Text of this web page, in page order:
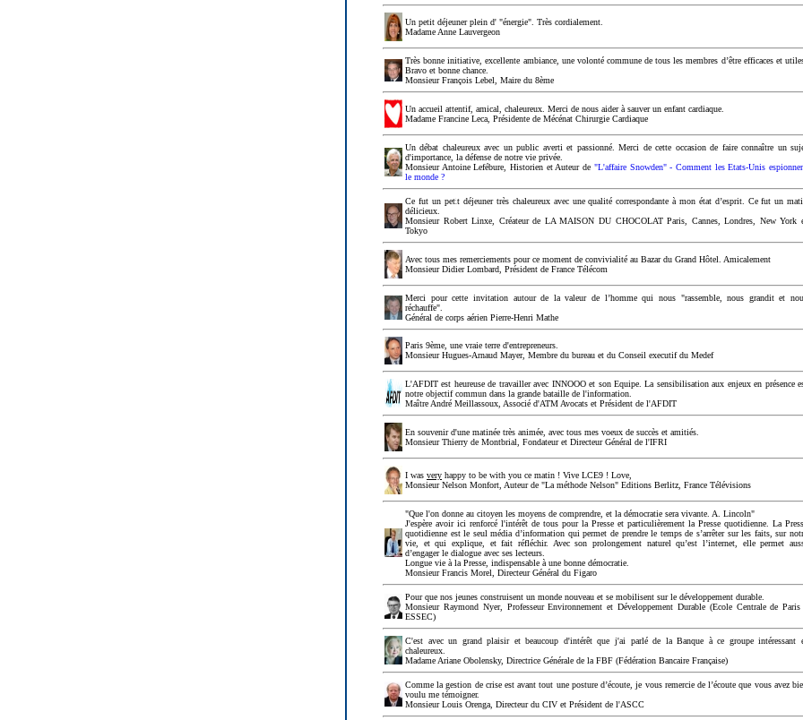
Un petit déjeuner plein d' "énergie". Très cordialement.
Madame Anne Lauvergeon
Très bonne initiative, excellente ambiance, une volonté commune de tous les membres d’être efficaces et
Bravo et bonne chance.
Monsieur François Lebel, Maire du 8ème
Un accueil attentif, amical, chaleureux. Merci de nous aider à sauver un enfant cardiaque.
Madame Francine Leca, Présidente de Mécénat Chirurgie Cardiaque
Un débat chaleureux avec un public averti et passionné. Merci de cette occasion de faire connaître un
d'importance, la défense de notre vie privée.
Monsieur Antoine Lefébure, Historien et Auteur de "L'affaire Snowden" - Comment les Etats-Unis
le monde ?
Ce fut un petit déjeuner très chaleureux avec une qualité correspondante à mon état d’esprit. Ce fut un
délicieux.
Monsieur Robert Linxe, Créateur de LA MAISON DU CHOCOLAT Paris, Cannes, Londres, New York
Tokyo
Avec tous mes remerciements pour ce moment de convivialité au Bazar du Grand Hôtel. Amicalement
Monsieur Didier Lombard, Président de France Télécom
Merci pour cette invitation autour de la valeur de l’homme qui nous "rassemble, nous grandit et
réchauffe".
Général de corps aérien Pierre-Henri Mathe
Paris 9ème, une vraie terre d'entrepreneurs.
Monsieur Hugues-Arnaud Mayer, Membre du bureau et du Conseil executif du Medef
L'AFDIT est heureuse de travailler avec INNOOO et son Equipe. La sensibilisation aux enjeux en présence
notre objectif commun dans la grande bataille de l'information.
Maître André Meillassoux, Associé d'ATM Avocats et Président de l'AFDIT
En souvenir d'une matinée très animée, avec tous mes voeux de succès et amitiés.
Monsieur Thierry de Montbrial, Fondateur et Directeur Général de l'IFRI
I was very happy to be with you ce matin ! Vive LCE9 ! Love,
Monsieur Nelson Monfort, Auteur de "La méthode Nelson" Editions Berlitz, France Télévisions
"Que l'on donne au citoyen les moyens de comprendre, et la démocratie sera vivante. A. Lincoln"
J'espère avoir ici renforcé l'intérêt de tous pour la Presse et particulièrement la Presse quotidienne. La
quotidienne est le seul média d’information qui permet de prendre le temps de s’arrêter sur les faits, sur
vie, et qui explique, et fait réfléchir. Avec son prolongement naturel qu’est l’internet, elle permet
d’engager le dialogue avec ses lecteurs.
Longue vie à la Presse, indispensable à une bonne démocratie.
Monsieur Francis Morel, Directeur Général du Figaro
Pour que nos jeunes construisent un monde nouveau et se mobilisent sur le développement durable.
Monsieur Raymond Nyer, Professeur Environnement et Développement Durable (Ecole Centrale de
ESSEC)
C'est avec un grand plaisir et beaucoup d'intérêt que j'ai parlé de la Banque à ce groupe intéressant
chaleureux.
Madame Ariane Obolensky, Directrice Générale de la FBF (Fédération Bancaire Française)
Comme la gestion de crise est avant tout une posture d’écoute, je vous remercie de l’écoute que vous avez
voulu me témoigner.
Monsieur Louis Orenga, Directeur du CIV et Président de l'ASCC